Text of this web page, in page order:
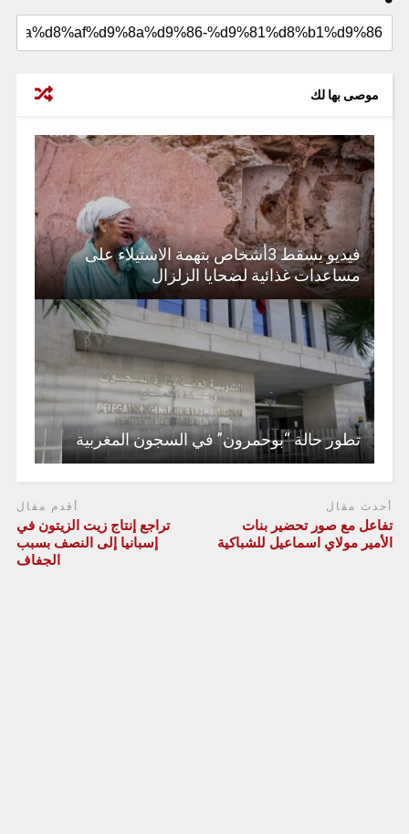
موصى بها لك
فيديو يسقط 3أشخاص بتهمة الاستيلاء على
مساعدات غذائية لضحايا الزلزال
تطور حالة “بوحمرون” في السجون المغربية
أحدث مقال
تفاعل مع صور تحضير بنات
الأمير مولاي اسماعيل للشباكية
أقدم مقال
تراجع إنتاج زيت الزيتون في
إسبانيا إلى النصف بسبب
الجفاف